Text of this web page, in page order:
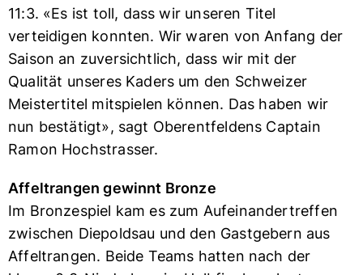
11:3. «Es ist toll, dass wir unseren Titel
verteidigen konnten. Wir waren von Anfang der
Saison an zuversichtlich, dass wir mit der
Qualität unseres Kaders um den Schweizer
Meistertitel mitspielen können. Das haben wir
nun bestätigt», sagt Oberentfeldens Captain
Ramon Hochstrasser.
Affeltrangen gewinnt Bronze
Im Bronzespiel kam es zum Aufeinandertreffen
zwischen Diepoldsau und den Gastgebern aus
Affeltrangen. Beide Teams hatten nach der